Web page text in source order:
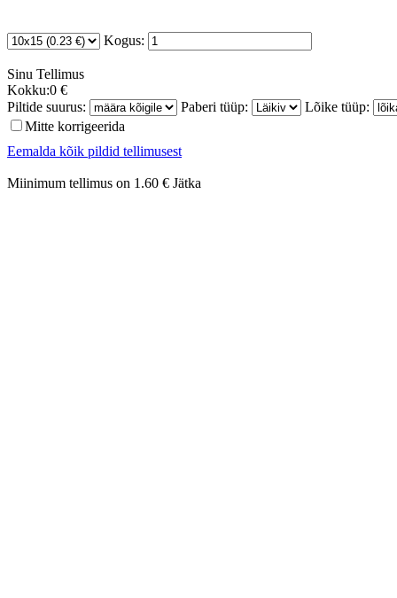
Kogus:
Sinu Tellimus
Kokku:0 €
Piltide suurus:
Paberi tüüp:
Lõike tüüp:
Mitte korrigeerida
Eemalda kõik pildid tellimusest
Miinimum tellimus on 1.60 € Jätka